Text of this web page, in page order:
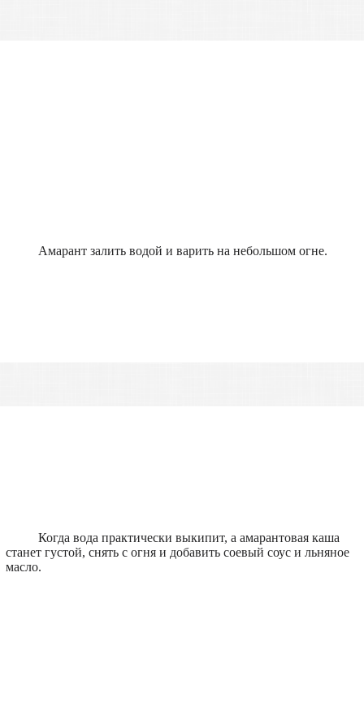
Амарант залить водой и варить на небольшом огне.
Когда вода практически выкипит, а амарантовая каша
станет густой, снять с огня и добавить соевый соус и льняное
масло.